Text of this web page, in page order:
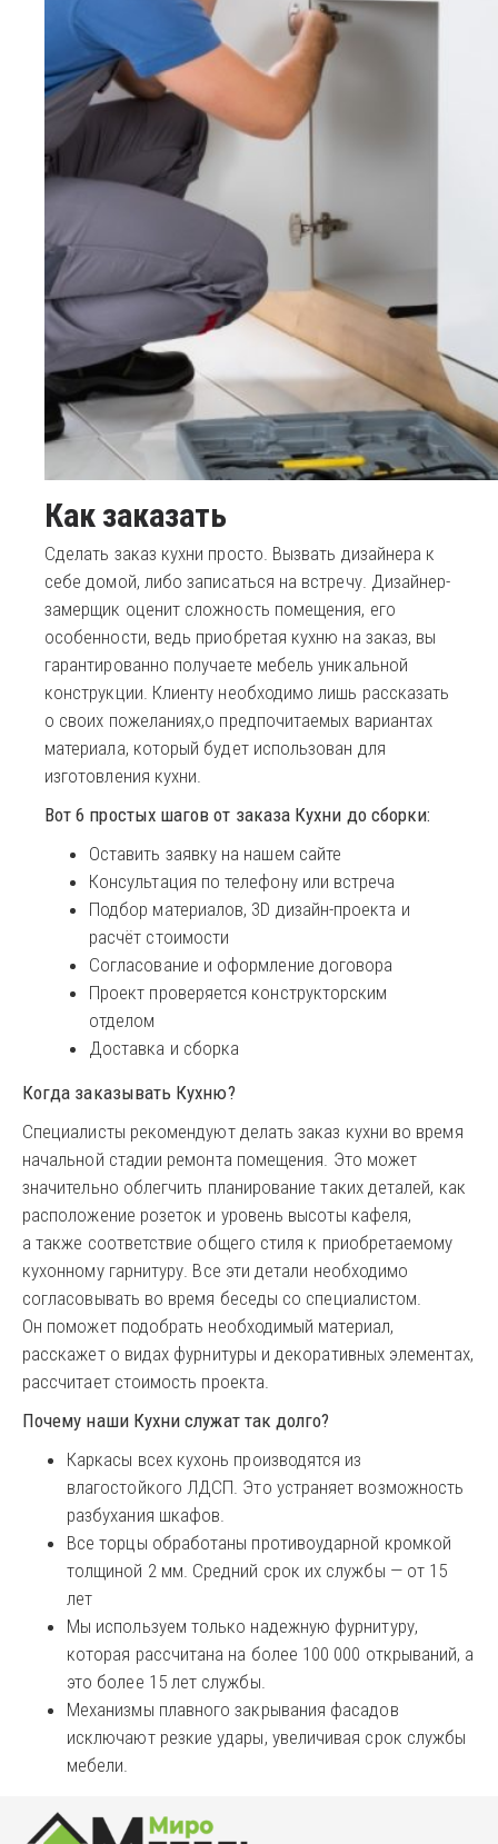
Как заказать
Сделать заказ кухни просто. Вызвать дизайнера к
себе домой, либо записаться на встречу. Дизайнер-
замерщик оценит сложность помещения, его
особенности, ведь приобретая кухню на заказ, вы
гарантированно получаете мебель уникальной
конструкции. Клиенту необходимо лишь рассказать
о своих пожеланиях,о предпочитаемых вариантах
материала, который будет использован для
изготовления кухни.
Вот 6 простых шагов от заказа Кухни до сборки:
Оставить заявку на нашем сайте
Консультация по телефону или встреча
Подбор материалов, 3D дизайн-проекта и
расчёт стоимости
Согласование и оформление договора
Проект проверяется конструкторским
отделом
Доставка и сборка
Когда заказывать Кухню?
Специалисты рекомендуют делать заказ кухни во время
начальной стадии ремонта помещения. Это может
значительно облегчить планирование таких деталей, как
расположение розеток и уровень высоты кафеля,
а также соответствие общего стиля к приобретаемому
кухонному гарнитуру. Все эти детали необходимо
согласовывать во время беседы со специалистом.
Он поможет подобрать необходимый материал,
расскажет о видах фурнитуры и декоративных элементах,
рассчитает стоимость проекта.
Почему наши Кухни служат так долго?
Каркасы всех кухонь производятся из
влагостойкого ЛДСП. Это устраняет возможность
разбухания шкафов.
Все торцы обработаны противоударной кромкой
толщиной 2 мм. Средний срок их службы — от 15
лет
Мы используем только надежную фурнитуру,
которая рассчитана на более 100 000 открываний, а
это более 15 лет службы.
Механизмы плавного закрывания фасадов
исключают резкие удары, увеличивая срок службы
мебели.